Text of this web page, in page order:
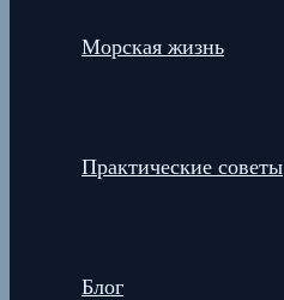
Морская жизнь
Практические советы
Блог